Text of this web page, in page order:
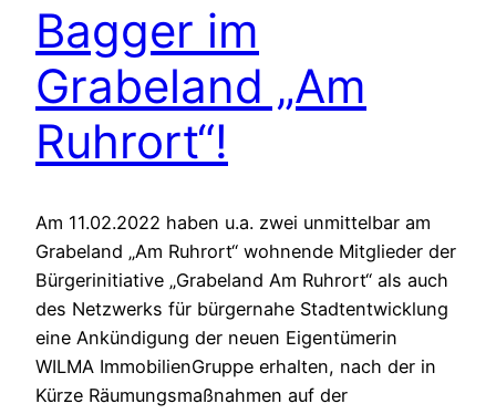
Bagger im
Grabeland „Am
Ruhrort“!
Am 11.02.2022 haben u.a. zwei unmittelbar am
Grabeland „Am Ruhrort“ wohnende Mitglieder der
Bürgerinitiative „Grabeland Am Ruhrort“ als auch
des Netzwerks für bürgernahe Stadtentwicklung
eine Ankündigung der neuen Eigentümerin
WILMA ImmobilienGruppe erhalten, nach der in
Kürze Räumungsmaßnahmen auf der